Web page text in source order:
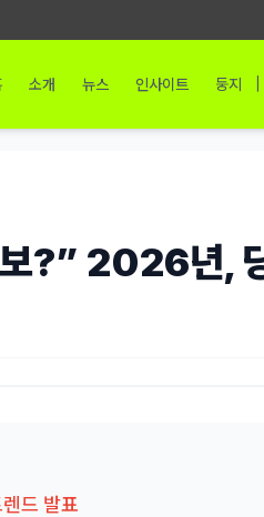
소개 뉴스 인사이트 둥지
?” 2026년,
드 발표